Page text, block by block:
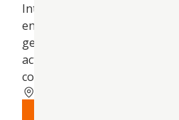
Intermediación como agente
entidad de crédito.
gestión y actividades
activos financieros. Asesoría
consultoría e